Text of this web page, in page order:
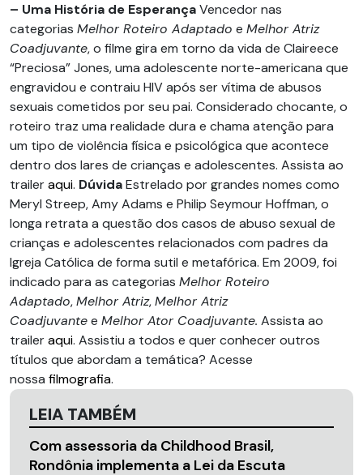
– Uma História de EsperançaVencedor nas
categorias Melhor Roteiro Adaptado e Melhor Atriz
Coadjuvante, o filme gira em torno da vida de Claireece
“Preciosa” Jones, uma adolescente norte-americana que
engravidou e contraiu HIV após ser vítima de abusos
sexuais cometidos por seu pai. Considerado chocante, o
roteiro traz uma realidade dura e chama atenção para
um tipo de violência física e psicológica que acontece
dentro dos lares de crianças e adolescentes. Assista ao
traileraqui. DúvidaEstrelado por grandes nomes como
Meryl Streep, Amy Adams e Philip Seymour Hoffman, o
longa retrata a questão dos casos de abuso sexual de
crianças e adolescentes relacionados com padres da
Igreja Católica de forma sutil e metafórica. Em 2009, foi
indicado para as categorias Melhor Roteiro
Adaptado,Melhor Atriz,Melhor Atriz
Coadjuvantee Melhor Ator Coadjuvante. Assista ao
traileraqui. Assistiu a todos e quer conhecer outros
títulos que abordam a temática? Acesse
nossa filmografia.
LEIA TAMBÉM
Com assessoria da Childhood Brasil,
Rondônia implementa a Lei da Escuta